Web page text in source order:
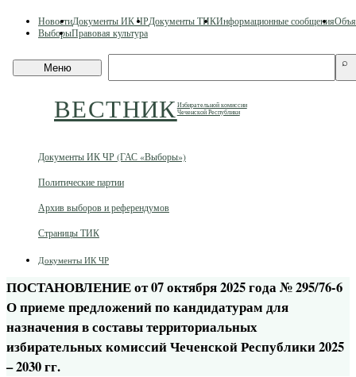
content
НовостиДокументы ИК ЧРДокументы ТИКИнформационные сообщения
ВыборыПравовая культура
Меню
ВЕСТНИКИзбирательной комиссии
Чеченской Республики
сайту
⌕
Документы ИК ЧР (ГАС «Выборы»)
Политические партии
Архив выборов и референдумов
Страницы ТИК
Документы ИК ЧР
ПОСТАНОВЛЕНИЕ от 07 октября 2025 года № 295/76-6
О приеме предложений по кандидатурам для
назначения в составы территориальных
избирательных комиссий Чеченской Республики 2025
– 2030 гг.